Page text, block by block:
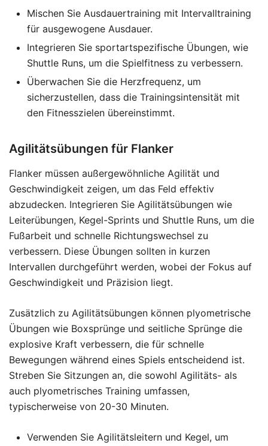
Mischen Sie Ausdauertraining mit Intervalltraining
für ausgewogene Ausdauer.
Integrieren Sie sportartspezifische Übungen, wie
Shuttle Runs, um die Spielfitness zu verbessern.
Überwachen Sie die Herzfrequenz, um
sicherzustellen, dass die Trainingsintensität mit
den Fitnesszielen übereinstimmt.
Agilitätsübungen für Flanker
Flanker müssen außergewöhnliche Agilität und
Geschwindigkeit zeigen, um das Feld effektiv
abzudecken. Integrieren Sie Agilitätsübungen wie
Leiterübungen, Kegel-Sprints und Shuttle Runs, um die
Fußarbeit und schnelle Richtungswechsel zu
verbessern. Diese Übungen sollten in kurzen
Intervallen durchgeführt werden, wobei der Fokus auf
Geschwindigkeit und Präzision liegt.
Zusätzlich zu Agilitätsübungen können plyometrische
Übungen wie Boxsprünge und seitliche Sprünge die
explosive Kraft verbessern, die für schnelle
Bewegungen während eines Spiels entscheidend ist.
Streben Sie Sitzungen an, die sowohl Agilitäts- als
auch plyometrisches Training umfassen,
typischerweise von 20-30 Minuten.
Verwenden Sie Agilitätsleitern und Kegel, um